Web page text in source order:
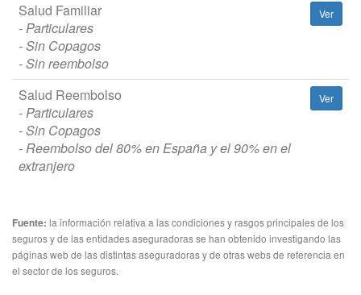
Salud Familiar
- Particulares
- Sin Copagos
- Sin reembolso
Ver
Salud Reembolso
- Particulares
- Sin Copagos
- Reembolso del 80% en España y el 90% en el
extranjero
Ver
Fuente: la información relativa a las condiciones y rasgos principales de los
seguros y de las entidades aseguradoras se han obtenido investigando las
páginas web de las distintas aseguradoras y de otras webs de referencia en
el sector de los seguros.